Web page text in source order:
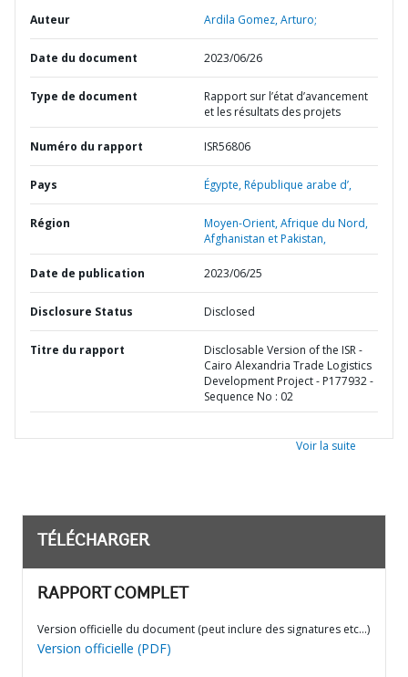
Auteur Ardila Gomez, Arturo;
Date du document 2023/06/26
Type de document
Rapport sur l’état d’avancement
et les résultats des projets
Numéro du rapport ISR56806
Pays Égypte,République arabe d’,
Région
Moyen-Orient, Afrique du Nord,
Afghanistan et Pakistan,
Date de publication 2023/06/25
Disclosure Status Disclosed
Titre du rapport
Disclosable Version of the ISR -
Cairo Alexandria Trade Logistics
Development Project - P177932 -
Sequence No : 02
Voir la suite
TÉLÉCHARGER
RAPPORT COMPLET
Version officielle du document (peut inclure des signatures etc…)
Version officielle (PDF)